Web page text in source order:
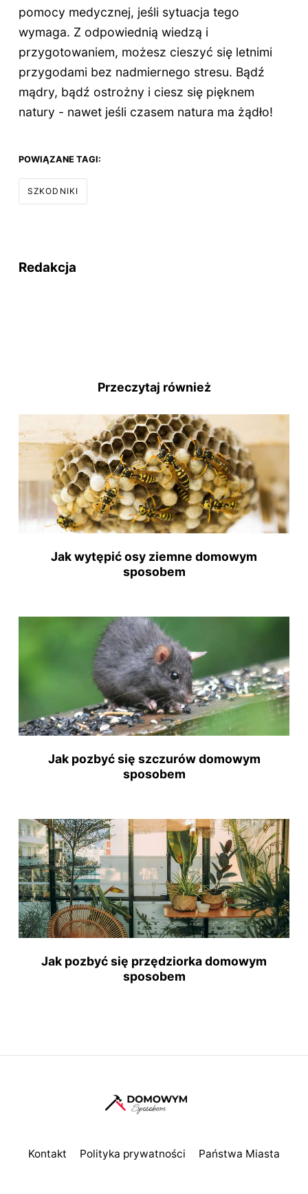
pomocy medycznej, jeśli sytuacja tego
wymaga. Z odpowiednią wiedzą i
przygotowaniem, możesz cieszyć się letnimi
przygodami bez nadmiernego stresu. Bądź
mądry, bądź ostrożny i ciesz się pięknem
natury - nawet jeśli czasem natura ma żądło!
POWIĄZANE TAGI:
SZKODNIKI
Redakcja
Przeczytaj również
Jak wytępić osy ziemne domowym
sposobem
Jak pozbyć się szczurów domowym
sposobem
Jak pozbyć się przędziorka domowym
sposobem
Kontakt Polityka prywatności Państwa Miasta